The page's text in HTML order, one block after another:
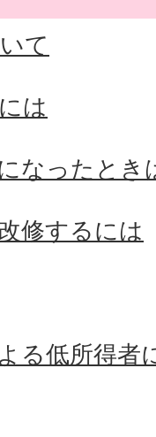
て
は
なったとき
修するには
る低所得者